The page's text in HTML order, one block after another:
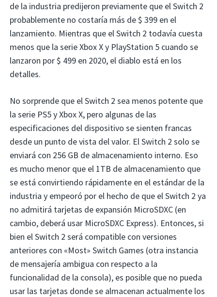
de la industria predijeron previamente que el Switch 2
probablemente no costaría más de $ 399 en el
lanzamiento. Mientras que el Switch 2 todavía cuesta
menos que la serie Xbox X y PlayStation 5 cuando se
lanzaron por $ 499 en 2020, el diablo está en los
detalles.
No sorprende que el Switch 2 sea menos potente que
la serie PS5 y Xbox X, pero algunas de las
especificaciones del dispositivo se sienten francas
desde un punto de vista del valor. El Switch 2 solo se
enviará con 256 GB de almacenamiento interno. Eso
es mucho menor que el 1TB de almacenamiento que
se está convirtiendo rápidamente en el estándar de la
industria y empeoró por el hecho de que el Switch 2 ya
no admitirá tarjetas de expansión MicroSDXC (en
cambio, deberá usar MicroSDXC Express). Entonces, si
bien el Switch 2 será compatible con versiones
anteriores con «Most» Switch Games (otra instancia
de mensajería ambigua con respecto a la
funcionalidad de la consola), es posible que no pueda
usar las tarjetas donde se almacenan actualmente los